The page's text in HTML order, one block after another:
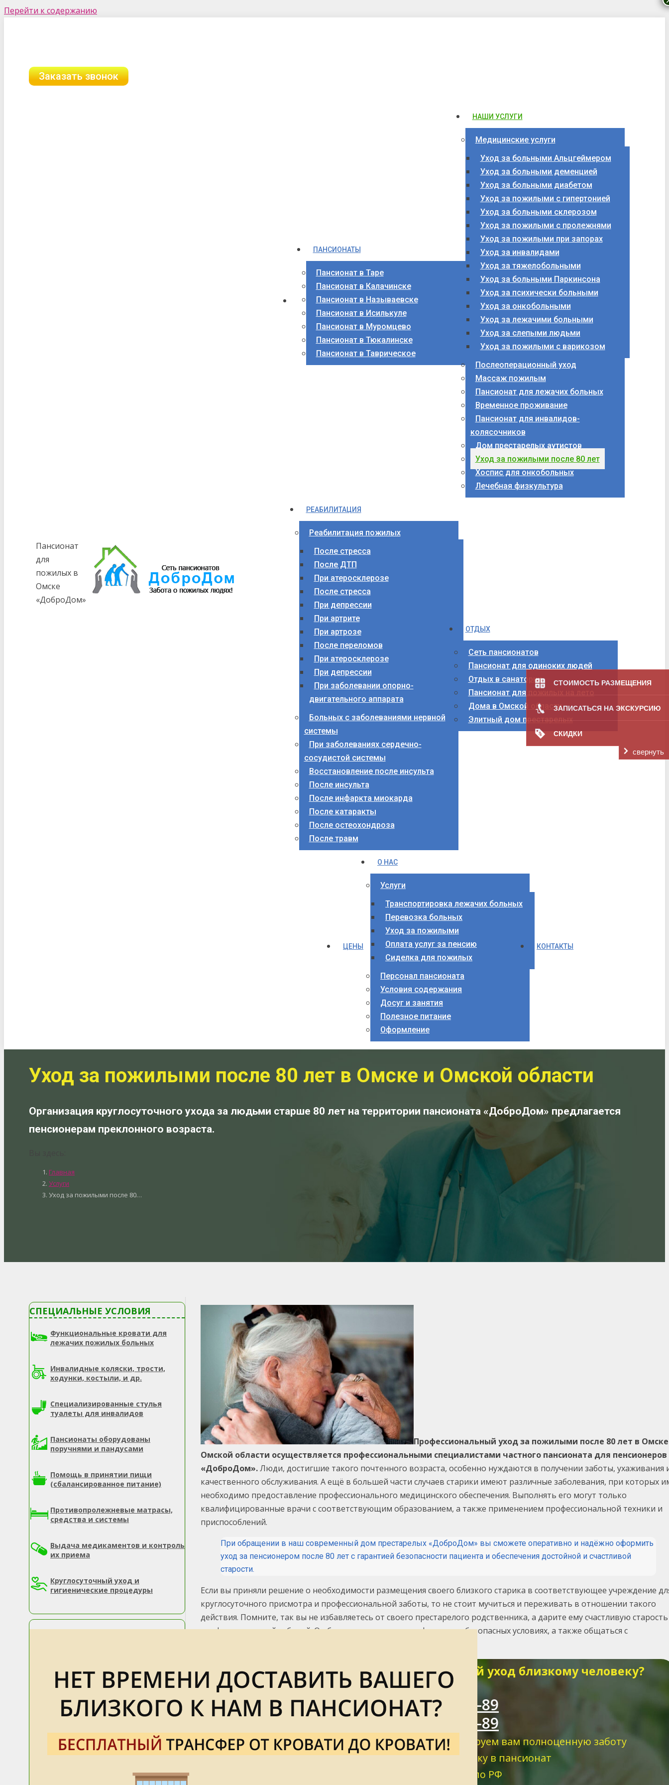
СТОИМОСТЬ РАЗМЕЩЕНИЯ
ЗАПИСАТЬСЯ НА ЭКСКУРСИЮ
СКИДКИ
свернуть
Перейти к содержанию
Заказать звонок
Пансионат
для
пожилых в
Омске
«ДоброДом»
ПАНСИОНАТЫ
Пансионат в Таре
Пансионат в Калачинске
Пансионат в Называевске
Пансионат в Исилькуле
Пансионат в Муромцево
Пансионат в Тюкалинске
Пансионат в Таврическое
НАШИ УСЛУГИ
Медицинские услуги
Уход за больными Альцгеймером
Уход за больными деменцией
Уход за больными диабетом
Уход за пожилыми с гипертонией
Уход за больными склерозом
Уход за пожилыми с пролежнями
Уход за пожилыми при запорах
Уход за инвалидами
Уход за тяжелобольными
Уход за больными Паркинсона
Уход за психически больными
Уход за онкобольными
Уход за лежачими больными
Уход за слепыми людьми
Уход за пожилыми с варикозом
Послеоперационный уход
Массаж пожилым
Пансионат для лежачих больных
Временное проживание
Пансионат для инвалидов-
колясочников
Дом престарелых аутистов
Уход за пожилыми после 80 лет
Хоспис для онкобольных
Лечебная физкультура
РЕАБИЛИТАЦИЯ
Реабилитация пожилых
После стресса
После ДТП
При атеросклерозе
После стресса
При депрессии
При артрите
При артрозе
После переломов
При атеросклерозе
При депрессии
При заболевании опорно-
двигательного аппарата
Больных с заболеваниями нервной
системы
При заболеваниях сердечно-
сосудистой системы
Восстановление после инсульта
После инсульта
После инфаркта миокарда
После катаракты
После остеохондроза
После травм
ОТДЫХ
Сеть пансионатов
Пансионат для одиноких людей
Отдых в санатории
Пансионат для пожилых на лето
Дома в Омской области
Элитный дом престарелых
ЦЕНЫ
О НАС
Услуги
Транспортировка лежачих больных
Перевозка больных
Уход за пожилыми
Оплата услуг за пенсию
Сиделка для пожилых
Персонал пансионата
Условия содержания
Досуг и занятия
Полезное питание
Оформление
КОНТАКТЫ
Уход за пожилыми после 80 лет в Омске и Омской области
Организация круглосуточного ухода за людьми старше 80 лет на территории пансионата «ДоброДом» предлагается
пенсионерам преклонного возраста.
Главная
Услуги
Уход за пожилыми после 80…
Профессиональный уход за пожилыми после 80 лет в
Омской области осуществляется профессиональными специалистами частного пансионата для пенсионеров
«ДоброДом».Люди, достигшие такого почтенного возраста, особенно нуждаются в получении заботы, ухаживания
качественного обслуживания. А ещё в большей части случаев старики имеют различные заболевания, при которых
необходимо предоставление профессионального медицинского обеспечения. Выполнять его могут только
квалифицированные врачи с соответствующим образованием, а также применением профессиональной техники и
приспособлений.
При обращении в наш современный дом престарелых «ДоброДом» вы сможете оперативно и надёжно оформить
уход за пенсионером после 80 лет с гарантией безопасности пациента и обеспечения достойной и счастливой
старости.
Если вы приняли решение о необходимости размещения своего близкого старика в соответствующее учреждение
круглосуточного присмотра и профессиональной заботы, то не стоит мучиться и переживать в отношении такого
действия. Помните, так вы не избавляетесь от своего престарелого родственника, а дарите ему счастливую старость
профессиональной заботой. Он будет находиться в комфортных и безопасных условиях, а также общаться с
Не знаете как обеспечить качественный уход близкому человеку?
Мы поможем!
8 (958) 111-89-89
8 (903) 312-06-89
В сети пансионатов «ДоброДом» мы гарантируем вам полноценную заботу
Осуществляем транспортировку в пансионат
Бесплатные звонки по РФ
СПЕЦИАЛЬНЫЕ УСЛОВИЯ
Функциональные кровати для
лежачих пожилых больных
Инвалидные коляски, трости,
ходунки, костыли, и др.
Специализированные стулья
туалеты для инвалидов
Пансионаты оборудованы
поручнями и пандусами
Помощь в принятии пищи
(сбалансированное питание)
Противопролежневые матрасы,
средства и системы
Выдача медикаментов и контроль
их приема
Круглосуточный уход и
гигиенические процедуры